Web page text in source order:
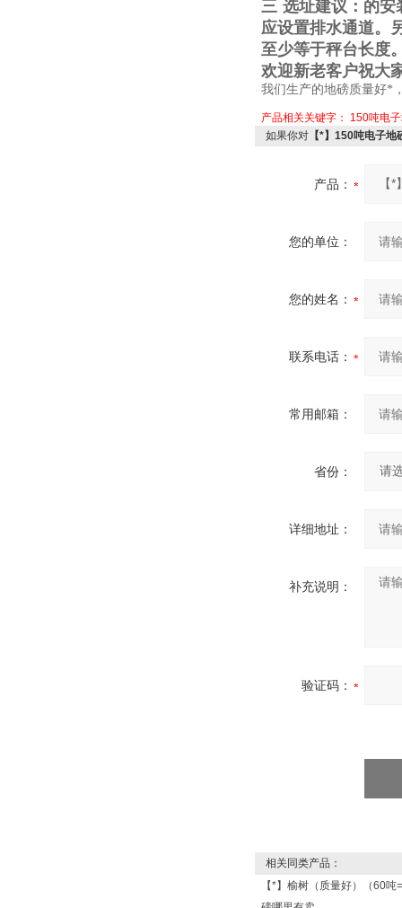
三 选址建议：的安
应设置排水通道。
至少等于秤台长度
欢迎新老客户祝大
我们生产的地磅质量好*
产品相关关键字： 150吨电
如果你对 【*】150吨电子地
产品：
您的单位：
您的姓名：
联系电话：
常用邮箱：
省份：
详细地址：
补充说明：
验证码：
相关同类产品：
【*】榆树（质量好）（60